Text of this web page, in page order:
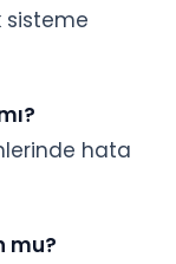
sisteme
hata
mu?